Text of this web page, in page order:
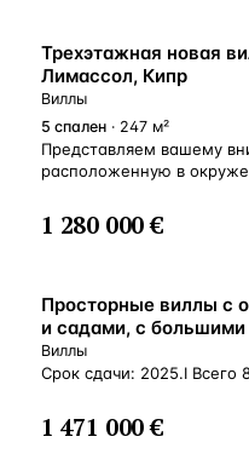
ВНЖ
Трехэтажная новая
Лимассол, Кипр
Виллы
5 спален · 247 м²
Представляем вашему
расположенную в
пространство для
и великолепными
любуясь закатом и
не просто место для
спокойствия,
наслаждаться каждым
незабываемые
и просторная гостиная,
1 280 000 €
ВНЖ
Просторные виллы с
и садами, с
Тиханос, Лимасол, Кипр
Виллы
Срок сдачи: 2025.I Всего
1 471 000 €